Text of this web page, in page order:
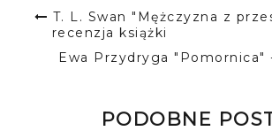
T. L. Swan "Mężczyzna z
recenzja książki
Ewa Przydryga "Pomornica"
PODOBNE